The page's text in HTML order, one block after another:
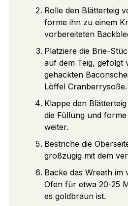
Rolle den Blätterteig
forme ihn zu einem
vorbereiteten
Platziere die Brie-
auf dem Teig, gefolgt
gehackten
Löffel Cranberrysoße.
Klappe den
die Füllung und
weiter.
Bestriche die
großzügig mit dem
Backe das Wreath im
Ofen für etwa 20-25
es goldbraun ist.